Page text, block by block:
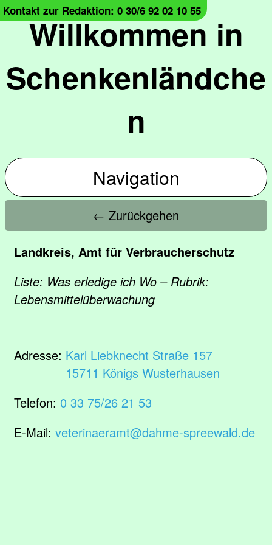
Willkommen in
Schenkenländche
n
Kontakt zur Redaktion: 0 30/6 92 02 10 55
Navigation
← Zurückgehen
Landkreis, Amt für Verbraucherschutz
Liste: Was erledige ich Wo – Rubrik:
Lebensmittelüberwachung
Adresse: Karl Liebknecht Straße 157
15711 Königs Wusterhausen
Telefon: 0 33 75/26 21 53
E-Mail: veterinaeramt@dahme-spreewald.de